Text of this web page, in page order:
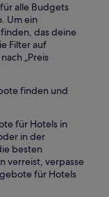
alle Budgets
Um ein
das deine
Filter auf
„Preis
finden und
für Hotels in
in der
besten
verreist, verpasse
für Hotels